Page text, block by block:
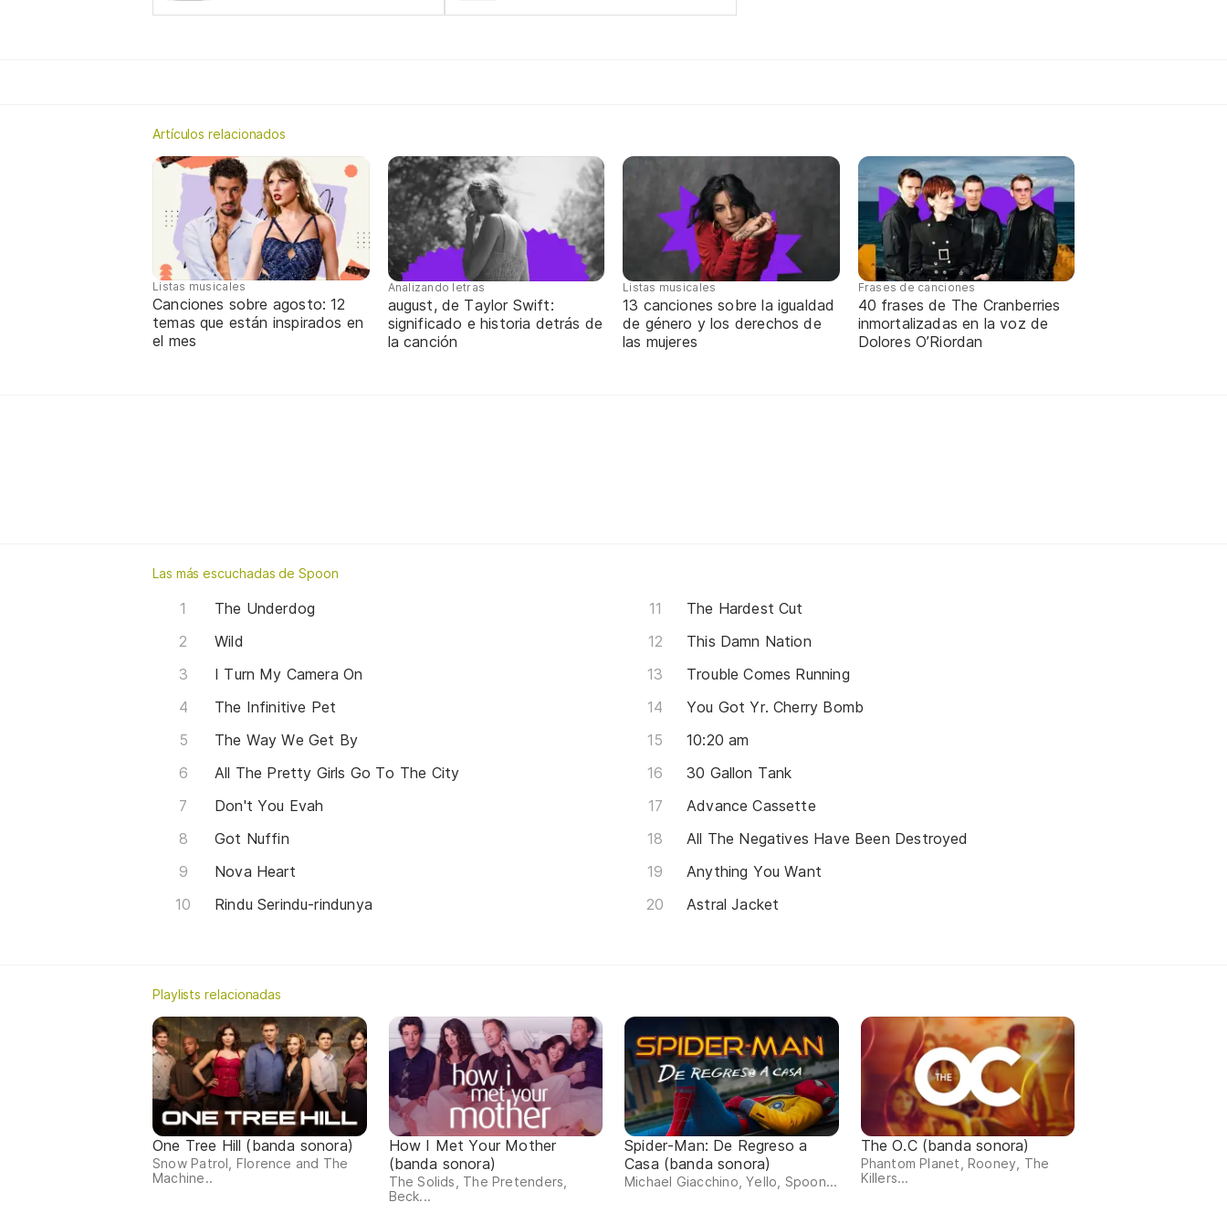
Artículos relacionados
Listas musicales
Canciones sobre agosto: 12
temas que están inspirados en
el mes
Analizando letras
august, de Taylor Swift:
significado e historia detrás de
la canción
Listas musicales
13 canciones sobre la igualdad
de género y los derechos de
las mujeres
Frases de canciones
40 frases de The Cranberries
inmortalizadas en la voz de
Dolores O’Riordan
Las más escuchadas de Spoon
The Underdog
Wild
I Turn My Camera On
The Infinitive Pet
The Way We Get By
All The Pretty Girls Go To The City
Don't You Evah
Got Nuffin
Nova Heart
Rindu Serindu-rindunya
The Hardest Cut
This Damn Nation
Trouble Comes Running
You Got Yr. Cherry Bomb
10:20 am
30 Gallon Tank
Advance Cassette
All The Negatives Have Been Destroyed
Anything You Want
Astral Jacket
Playlists relacionadas
One Tree Hill (banda sonora)
Snow Patrol, Florence and The
Machine..
How I Met Your Mother
(banda sonora)
The Solids, The Pretenders,
Beck...
Spider-Man: De Regreso a
Casa (banda sonora)
Michael Giacchino, Yello, Spoon...
The O.C (banda sonora)
Phantom Planet, Rooney, The
Killers...